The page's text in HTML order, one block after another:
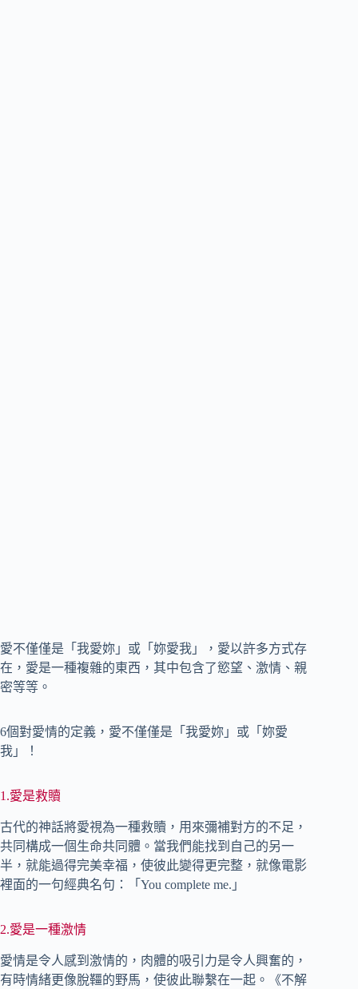
愛不僅僅是「我愛妳」或「妳愛我」，愛以許多方式存
在，愛是一種複雜的東西，其中包含了慾望、激情、親
密等等。
6個對愛情的定義，愛不僅僅是「我愛妳」或「妳愛
我」！
1.愛是救贖
古代的神話將愛視為一種救贖，用來彌補對方的不足，
共同構成一個生命共同體。當我們能找到自己的另一
半，就能過得完美幸福，使彼此變得更完整，就像電影
裡面的一句經典名句：「You complete me.」
2.愛是一種激情
愛情是令人感到激情的，肉體的吸引力是令人興奮的，
有時情緒更像脫韁的野馬，使彼此聯繫在一起。《不解